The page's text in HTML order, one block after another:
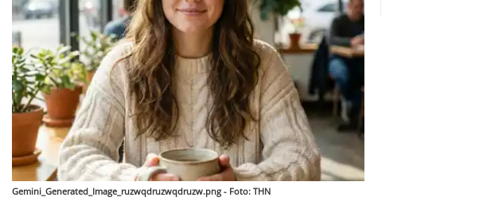
Gemini_Generated_Image_ruzwqdruzwqdruzw.png - Foto: THN